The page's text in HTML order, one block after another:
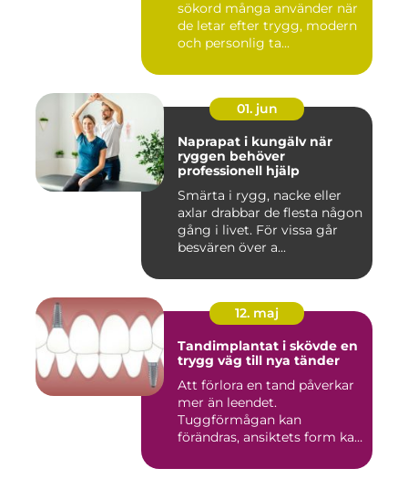
sökord många använder när
de letar efter trygg, modern
och personlig ta...
01. jun
Naprapat i kungälv när
ryggen behöver
professionell hjälp
Smärta i rygg, nacke eller
axlar drabbar de flesta någon
gång i livet. För vissa går
besvären över a...
12. maj
Tandimplantat i skövde en
trygg väg till nya tänder
Att förlora en tand påverkar
mer än leendet.
Tuggförmågan kan
förändras, ansiktets form kan